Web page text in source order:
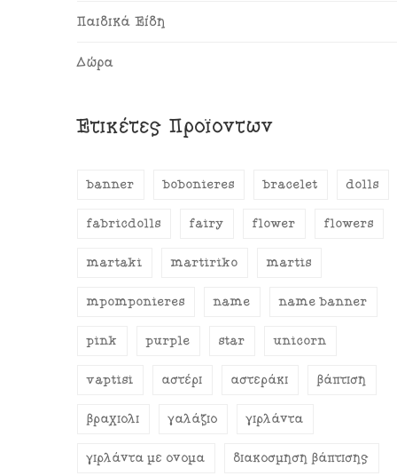
Παιδικά Είδη
Δώρα
Ετικέτες Προϊόντων
banner bobonieres bracelet dolls
fabricdolls fairy flower flowers
martaki martiriko martis
mpomponieres name name banner
pink purple star unicorn
vaptisi αστέρι αστεράκι βάπτιση
βραχιόλι γαλάζιο γιρλάντα
γιρλάντα με όνομα διακόσμηση βάπτισης